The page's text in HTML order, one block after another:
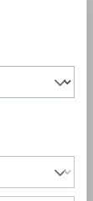
Comparer